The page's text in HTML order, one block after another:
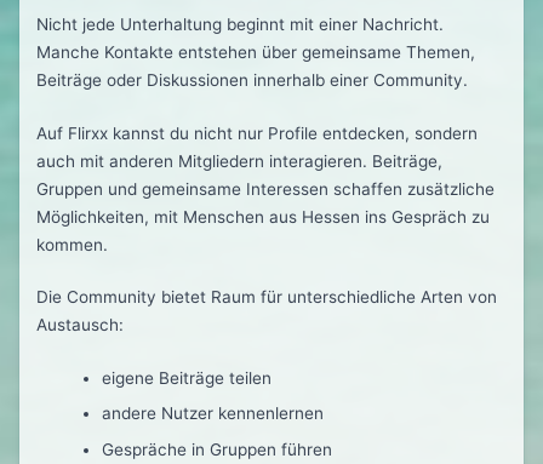
Nicht jede Unterhaltung beginnt mit einer Nachricht.
Manche Kontakte entstehen über gemeinsame Themen,
Beiträge oder Diskussionen innerhalb einer Community.
Auf Flirxx kannst du nicht nur Profile entdecken, sondern
auch mit anderen Mitgliedern interagieren. Beiträge,
Gruppen und gemeinsame Interessen schaffen zusätzliche
Möglichkeiten, mit Menschen aus Hessen ins Gespräch zu
kommen.
Die Community bietet Raum für unterschiedliche Arten von
Austausch:
eigene Beiträge teilen
andere Nutzer kennenlernen
Gespräche in Gruppen führen